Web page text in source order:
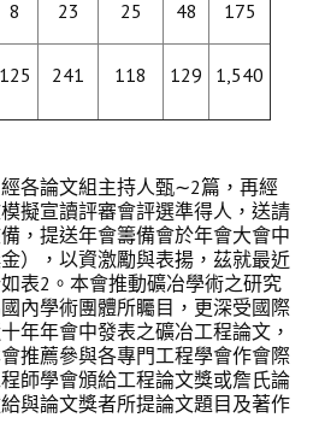
8 23 25 48 175
125 241 118 129 1,540
論文組主持人甄∼2篇，再經
擬宣讀評審會評選準得人，送請
，提送年會籌備會於年會大會中
），以資激勵與表揚，茲就最近
表2。本會推動礦冶學術之研究
內學術團體所矚目，更深受國際
年年會中發表之礦冶工程論文，
推薦參與各專門工程學會作會際
師學會頒給工程論文獎或詹氏論
與論文獎者所提論文題目及著作